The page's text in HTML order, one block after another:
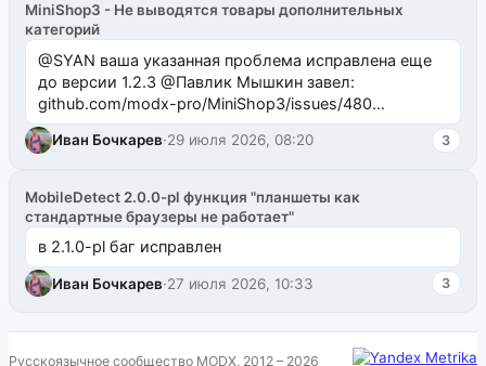
MiniShop3 - Не выводятся товары дополнительных
категорий
@SYAN ваша указанная проблема исправлена еще
до версии 1.2.3 @Павлик Мышкин завел:
github.com/modx-pro/MiniShop3/issues/480
github.com/modx-pro/MiniShop3/issues/481Исправим
в б...
Иван Бочкарев·29 июля 2026, 08:20 3
MobileDetect 2.0.0-pl функция "планшеты как
стандартные браузеры не работает"
в 2.1.0-pl баг исправлен
Иван Бочкарев·27 июля 2026, 10:33 3
Русскоязычное сообщество MODX, 2012 – 2026